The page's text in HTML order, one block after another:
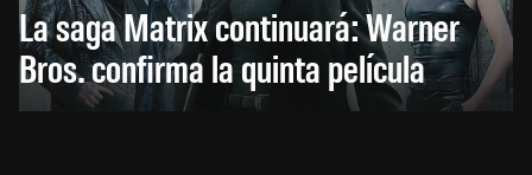
La saga Matrix continuará: Warner
Bros. confirma la quinta película